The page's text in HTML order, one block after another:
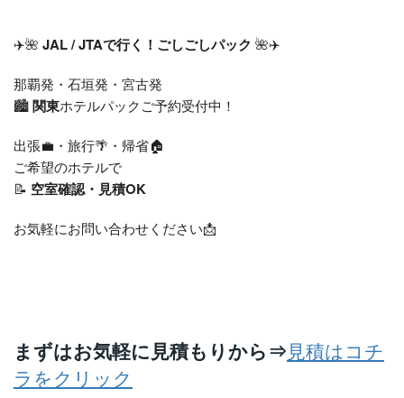
✈️🌺 JAL / JTAで行く！ごしごしパック 🌺✈️
那覇発・石垣発・宮古発
🏙関東ホテルパックご予約受付中！
出張💼・旅行🌴・帰省🏠
ご希望のホテルで
📝 空室確認・見積OK
お気軽にお問い合わせください📩
まずはお気軽に見積もりから⇒見積はコチ
ラをクリック